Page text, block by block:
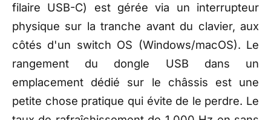
filaire USB-C) est gérée via un interrupteur
physique sur la tranche avant du clavier, aux
côtés d'un switch OS (Windows/macOS). Le
rangement du dongle USB dans un
emplacement dédié sur le châssis est une
petite chose pratique qui évite de le perdre. Le